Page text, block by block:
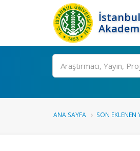
Ara
ANA SAYFA SON EKLENEN